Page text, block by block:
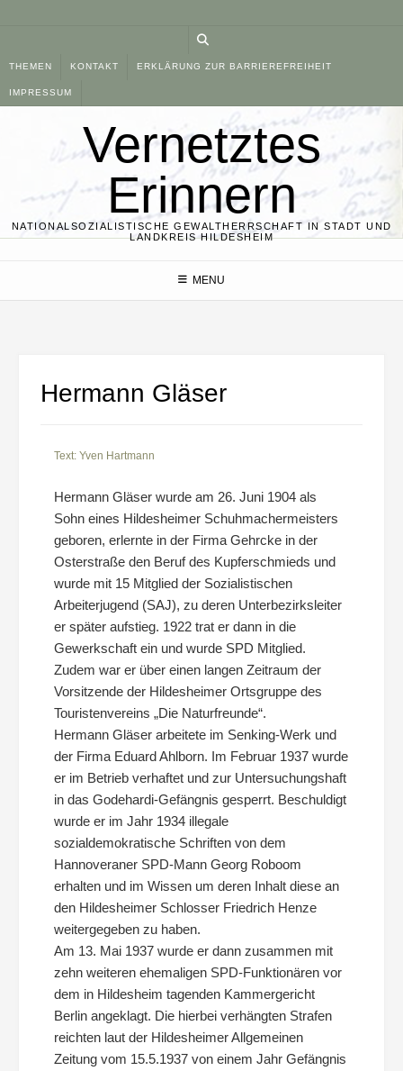
THEMEN KONTAKT ERKLÄRUNG ZUR BARRIEREFREIHEIT
IMPRESSUM
Vernetztes
Erinnern
NATIONALSOZIALISTISCHE GEWALTHERRSCHAFT IN STADT UND
LANDKREIS HILDESHEIM
MENU
Hermann Gläser
Text: Yven Hartmann
Hermann Gläser wurde am 26. Juni 1904 als
Sohn eines Hildesheimer Schuhmachermeisters
geboren, erlernte in der Firma Gehrcke in der
Osterstraße den Beruf des Kupferschmieds und
wurde mit 15 Mitglied der Sozialistischen
Arbeiterjugend (SAJ), zu deren Unterbezirksleiter
er später aufstieg. 1922 trat er dann in die
Gewerkschaft ein und wurde SPD Mitglied.
Zudem war er über einen langen Zeitraum der
Vorsitzende der Hildesheimer Ortsgruppe des
Touristenvereins „Die Naturfreunde“.
Hermann Gläser arbeitete im Senking-Werk und
der Firma Eduard Ahlborn. Im Februar 1937 wurde
er im Betrieb verhaftet und zur Untersuchungshaft
in das Godehardi-Gefängnis gesperrt. Beschuldigt
wurde er im Jahr 1934 illegale
sozialdemokratische Schriften von dem
Hannoveraner SPD-Mann Georg Roboom
erhalten und im Wissen um deren Inhalt diese an
den Hildesheimer Schlosser Friedrich Henze
weitergegeben zu haben.
Am 13. Mai 1937 wurde er dann zusammen mit
zehn weiteren ehemaligen SPD-Funktionären vor
dem in Hildesheim tagenden Kammergericht
Berlin angeklagt. Die hierbei verhängten Strafen
reichten laut der Hildesheimer Allgemeinen
Zeitung vom 15.5.1937 von einem Jahr Gefängnis